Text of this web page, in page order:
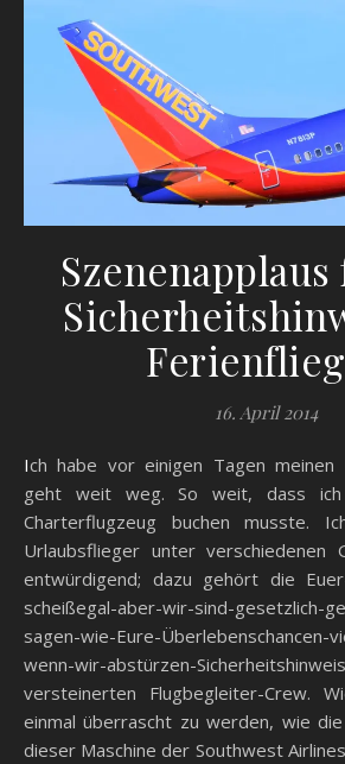
16. April 2014
Ich habe vor einigen Tagen meinen Urlaub gebucht. Es
geht weit weg. So weit, dass
Charterflugzeug buchen musste.
Urlaubsflieger unter verschiedenen
entwürdigend; dazu gehört die
scheißegal-aber-wir-sind-gesetzlich-
sagen-wie-Eure-Überlebenschancen-
wenn-wir-abstürzen-
versteinerten Flugbegleiter-Crew.
einmal überrascht zu werden, wie
dieser Maschine der Southwest